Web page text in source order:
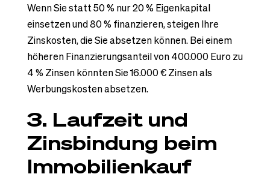
Wenn Sie statt 50 % nur 20 % Eigenkapital
einsetzen und 80 % finanzieren, steigen Ihre
Zinskosten, die Sie absetzen können. Bei einem
höheren Finanzierungsanteil von 400.000 Euro zu
4 % Zinsen könnten Sie 16.000 € Zinsen als
Werbungskosten absetzen.
3. Laufzeit und
Zinsbindung beim
Immobilienkauf